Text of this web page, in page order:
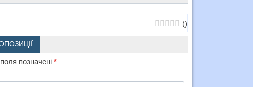
()
позначені *